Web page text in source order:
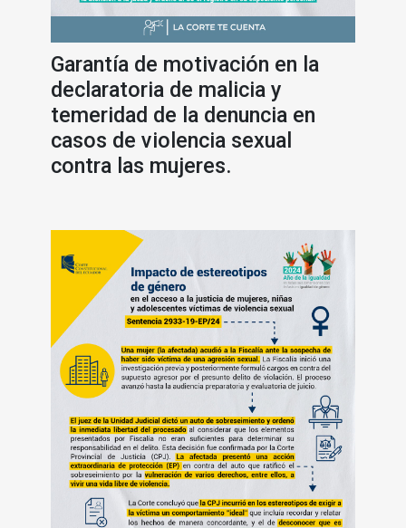
Garantía de motivación en la
declaratoria de malicia y
temeridad de la denuncia en
casos de violencia sexual
contra las mujeres.